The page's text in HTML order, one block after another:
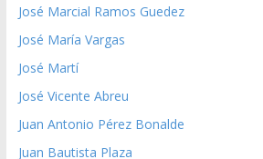
José Marcial Ramos Guedez
José María Vargas
José Martí
José Vicente Abreu
Juan Antonio Pérez Bonalde
Juan Bautista Plaza